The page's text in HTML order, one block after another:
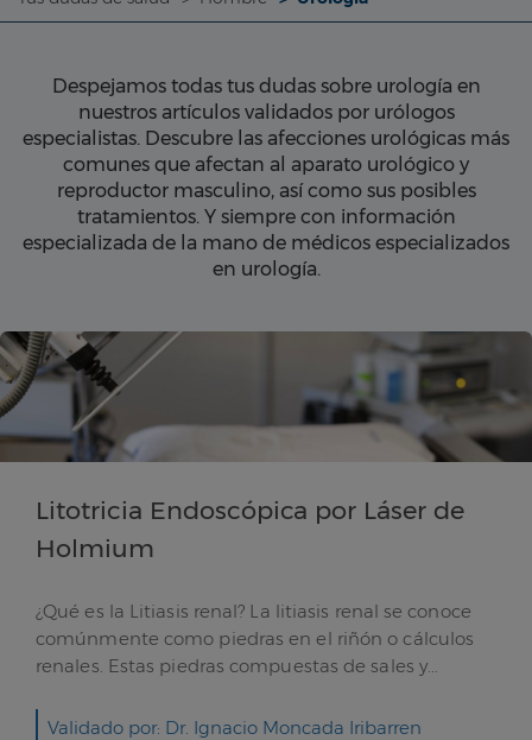
Despejamos todas tus dudas sobre urología en
nuestros artículos validados por urólogos
especialistas. Descubre las afecciones urológicas más
comunes que afectan al aparato urológico y
reproductor masculino, así como sus posibles
tratamientos. Y siempre con información
especializada de la mano de médicos especializados
en urología.
Litotricia Endoscópica por Láser de
Holmium
¿Qué es la Litiasis renal? La litiasis renal se conoce
comúnmente como piedras en el riñón o cálculos
renales. Estas piedras compuestas de sales y...
Validado por: Dr. Ignacio Moncada Iribarren